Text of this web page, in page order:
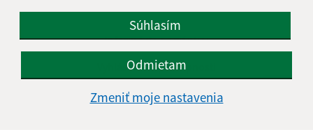
Súhlasím
Odmietam
Zmeniť moje nastavenia
Informácie o stránke:
Vyhlásenie o prístupnosti
Autorské práva
Ochrana osobných údajov